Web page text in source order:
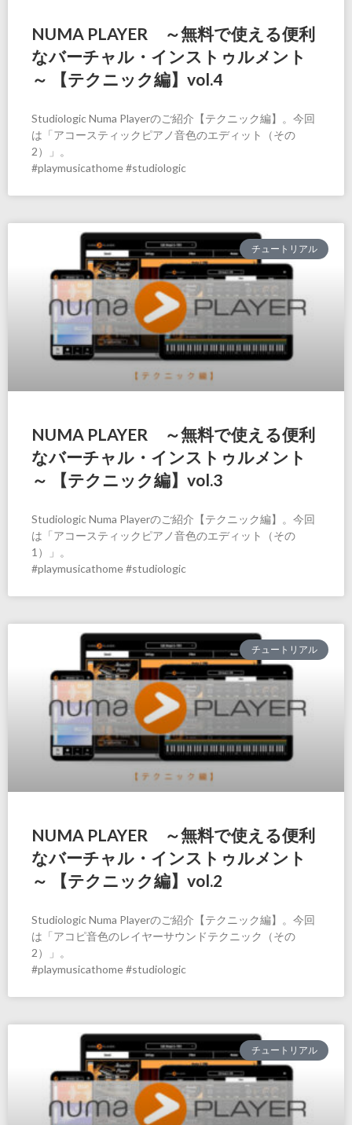
NUMA PLAYER ～無料で使える便利
なバーチャル・インストゥルメント
～ 【テクニック編】vol.4
Studiologic Numa Playerのご紹介【テクニック編】。今回
は「アコースティックピアノ音色のエディット（その
2）」。
#playmusicathome #studiologic
チュートリアル
NUMA PLAYER ～無料で使える便利
なバーチャル・インストゥルメント
～ 【テクニック編】vol.3
Studiologic Numa Playerのご紹介【テクニック編】。今回
は「アコースティックピアノ音色のエディット（その
1）」。
#playmusicathome #studiologic
チュートリアル
NUMA PLAYER ～無料で使える便利
なバーチャル・インストゥルメント
～ 【テクニック編】vol.2
Studiologic Numa Playerのご紹介【テクニック編】。今回
は「アコピ音色のレイヤーサウンドテクニック（その
2）」。
#playmusicathome #studiologic
チュートリアル